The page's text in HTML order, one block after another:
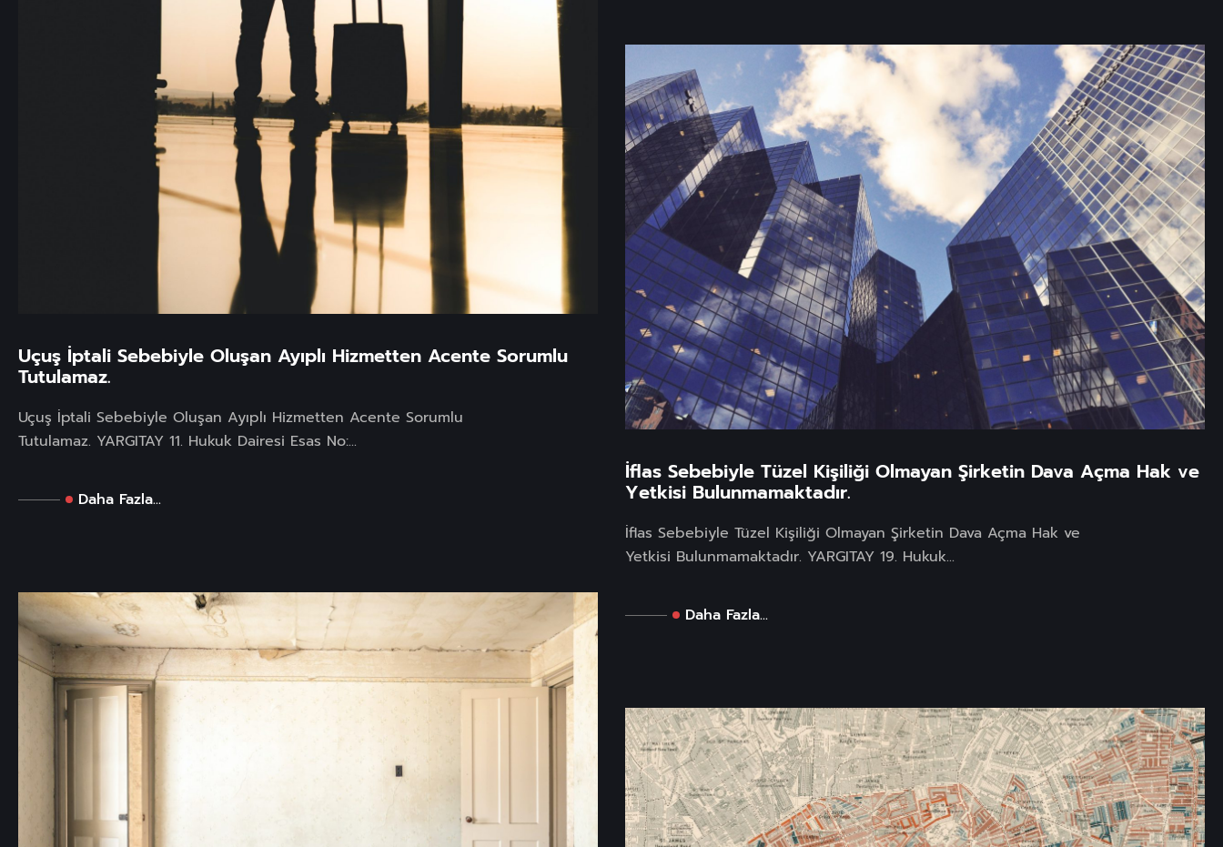
Uçuş İptali Sebebiyle Oluşan Ayıplı Hizmetten Acente Sorumlu
Tutulamaz.
Uçuş İptali Sebebiyle Oluşan Ayıplı Hizmetten Acente Sorumlu
Tutulamaz. YARGITAY 11. Hukuk Dairesi Esas No:...
Daha Fazla...
İflas Sebebiyle Tüzel Kişiliği Olmayan Şirketin Dava Açma Hak ve
Yetkisi Bulunmamaktadır.
İflas Sebebiyle Tüzel Kişiliği Olmayan Şirketin Dava Açma Hak ve
Yetkisi Bulunmamaktadır. YARGITAY 19. Hukuk...
Daha Fazla...